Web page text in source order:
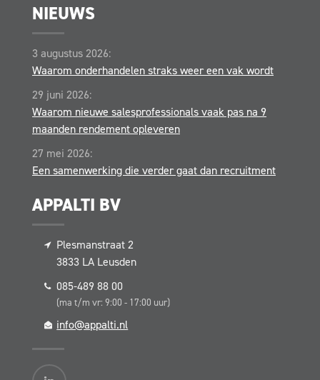
NIEUWS
3 augustus 2026:
Waarom onderhandelen straks weer een vak wordt
29 juni 2026:
Waarom nieuwe salesprofessionals vaak pas na 9
maanden rendement opleveren
27 mei 2026:
Een samenwerking die verder gaat dan recruitment
APPALTI BV
Plesmanstraat 2
3833 LA Leusden
085-489 88 00
(ma t/m vr: 9:00 - 17:00 uur)
info@appalti.nl